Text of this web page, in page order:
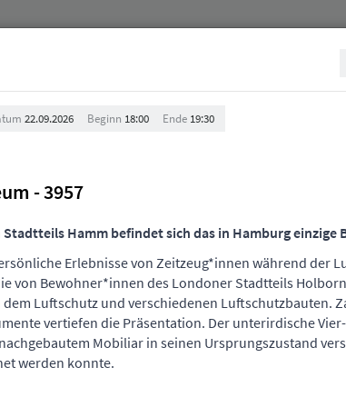
an, um Ihre und unsere
der Regel 10 Tage vor der
neuen HAV-Seminars einlösen
22.09.2026 Beginn 18:00 Ende 19:30
- 3957
Hamm befindet sich das in Hamburg einzige
Erlebnisse von Zeitzeug*innen während der
von Bewohner*innen des Londoner Stadtteils
Luftschutz und verschiedenen Luftschutzbauten.
vertiefen die Präsentation. Der unterirdische
Mobiliar in seinen Ursprungszustand
werden konnte.